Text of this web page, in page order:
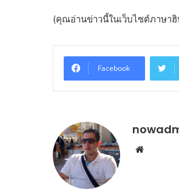
(คุณอ่านข่าวนี้ในเว็บไซต์ภาษา
Facebook
Website